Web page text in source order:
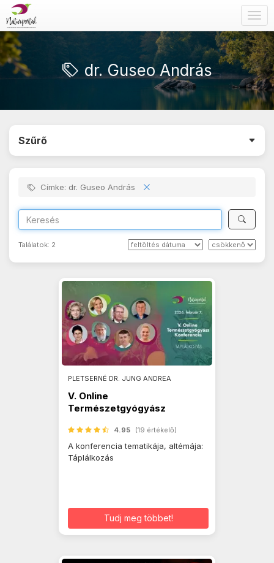
dr. Guseo András
Szűrő
Címke: dr. Guseo András
Találatok: 2
PLETSERNÉ DR. JUNG ANDREA
V. Online
Természetgyógyász
4.95 (19 értékelő)
A konferencia tematikája, altémája:
Táplálkozás
Tudj meg többet!